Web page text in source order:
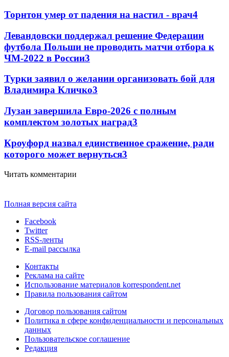
Торнтон умер от падения на настил - врач4
Левандовски поддержал решение Федерации
футбола Польши не проводить матчи отбора к
ЧМ-2022 в России3
Турки заявил о желании организовать бой для
Владимира Кличко3
Лузан завершила Евро-2026 с полным
комплектом золотых наград3
Кроуфорд назвал единственное сражение, ради
которого может вернуться3
Читать комментарии
Полная версия сайта
Facebook
Twitter
RSS-ленты
E-mail рассылка
Контакты
Реклама на сайте
Использование материалов korrespondent.net
Правила пользования сайтом
Договор пользования сайтом
Политика в сфере конфиденциальности и персональных
данных
Пользовательское соглашение
Редакция